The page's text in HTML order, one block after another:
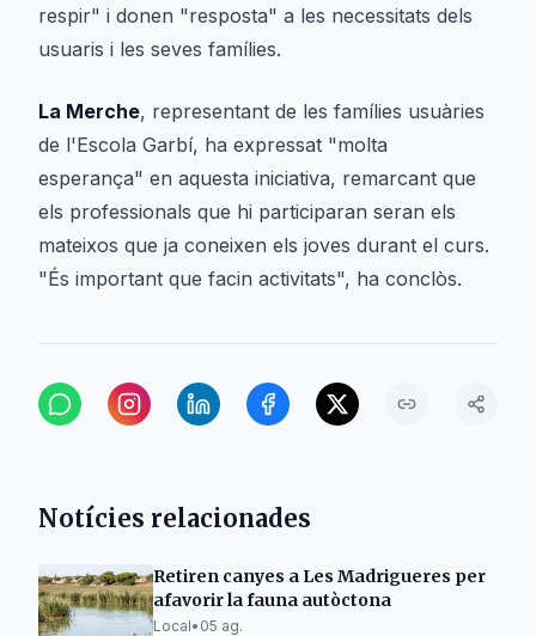
respir" i donen "resposta" a les necessitats dels
usuaris i les seves famílies.
La Merche, representant de les famílies usuàries
de l'Escola Garbí, ha expressat "molta
esperança" en aquesta iniciativa, remarcant que
els professionals que hi participaran seran els
mateixos que ja coneixen els joves durant el curs.
"És important que facin activitats", ha conclòs.
Notícies relacionades
Retiren canyes a Les Madrigueres per
afavorir la fauna autòctona
Local• 05 ag.